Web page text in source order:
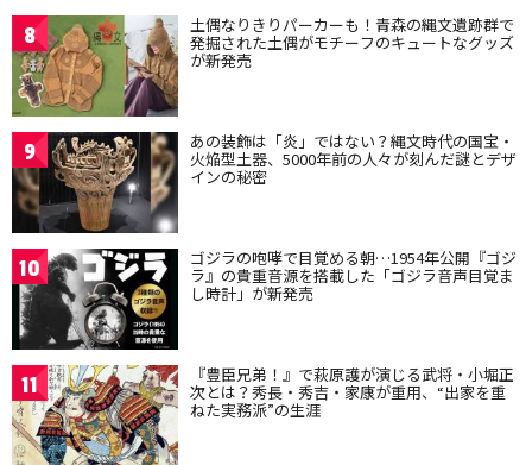
8 土偶なりきりパーカーも！青森の縄文遺跡群で
発掘された土偶がモチーフのキュートなグッズ
が新発売
9 あの装飾は「炎」ではない？縄文時代の国宝・
火焔型土器、5000年前の人々が刻んだ謎とデザ
インの秘密
10 ゴジラの咆哮で目覚める朝…1954年公開『ゴジ
ラ』の貴重音源を搭載した「ゴジラ音声目覚ま
し時計」が新発売
11 『豊臣兄弟！』で萩原護が演じる武将・小堀正
次とは？秀長・秀吉・家康が重用、“出家を重
ねた実務派”の生涯